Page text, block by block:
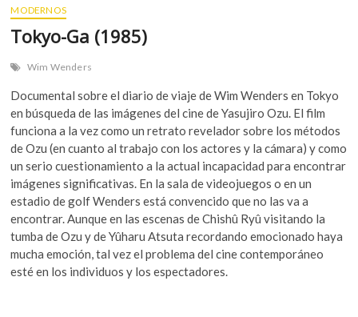
MODERNOS
Tokyo-Ga (1985)
Wim Wenders
Documental sobre el diario de viaje de Wim Wenders en Tokyo
en búsqueda de las imágenes del cine de Yasujiro Ozu. El film
funciona a la vez como un retrato revelador sobre los métodos
de Ozu (en cuanto al trabajo con los actores y la cámara) y como
un serio cuestionamiento a la actual incapacidad para encontrar
imágenes significativas. En la sala de videojuegos o en un
estadio de golf Wenders está convencido que no las va a
encontrar. Aunque en las escenas de Chishû Ryû visitando la
tumba de Ozu y de Yûharu Atsuta recordando emocionado haya
mucha emoción, tal vez el problema del cine contemporáneo
esté en los individuos y los espectadores.